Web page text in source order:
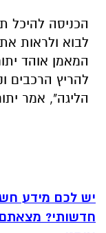
הכניסה להיכל
לבוא ולראות
המאמן אוהד
להריץ הרכבים
הליגה", אמר
יש לכם מידע
חדשותי?